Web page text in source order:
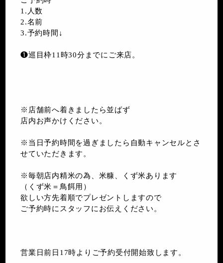
1.人数
2.名前
3.予約時間↓
❶巡目枠11時30分までにご来店。
※店舗前へ着きましたら並ばず
店内お声かけください。
※当日予約時間を過ぎましたら自動キャンセルとさ
せていただきます。
※毎朝店内精米の為、米糠、くず米あります
（くず米＝鳥餌用）
欲しい方先着順でプレゼントしますので
ご予約時にスタッフにお伝えください。
営業日前日17時よりご予約受付開始致します。